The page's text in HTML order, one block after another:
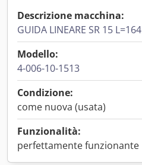
Descrizione macchina:
GUIDA LINEARE SR 15 L=164
Modello:
4-006-10-1513
Condizione:
come nuova (usata)
Funzionalità:
perfettamente funzionante